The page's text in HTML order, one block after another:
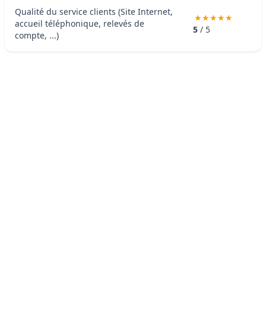
Qualité du service clients (Site Internet,
accueil téléphonique, relevés de
compte, ...)
5 / 5